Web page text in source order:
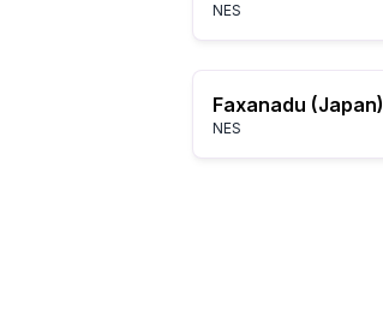
NES
Faxanadu (Japan)
NES